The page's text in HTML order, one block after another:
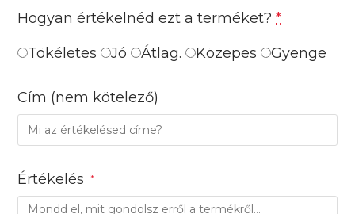
Hogyan értékelnéd ezt a terméket?*
Tökéletes
Jó Átlag. Közepes Gyenge
Cím (nem kötelező)
Értékelés *